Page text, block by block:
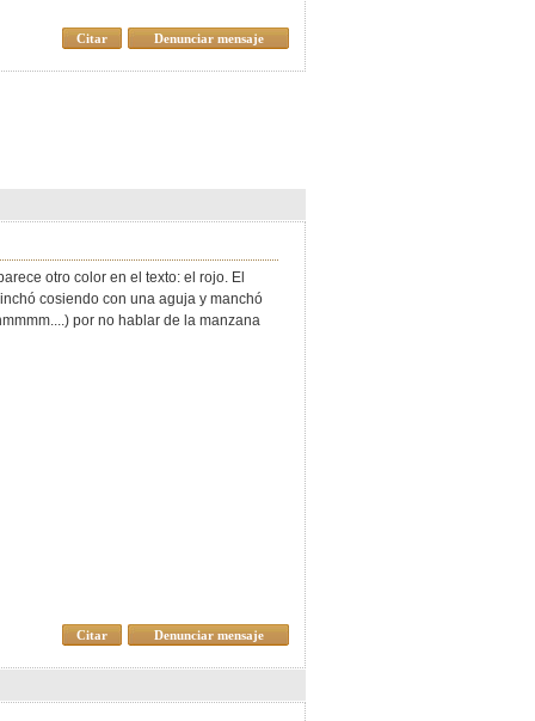
Denunciar mensaje
Citar
otro color en el texto: el rojo. El
cosiendo con una aguja y manchó
por no hablar de la manzana
Denunciar mensaje
Citar